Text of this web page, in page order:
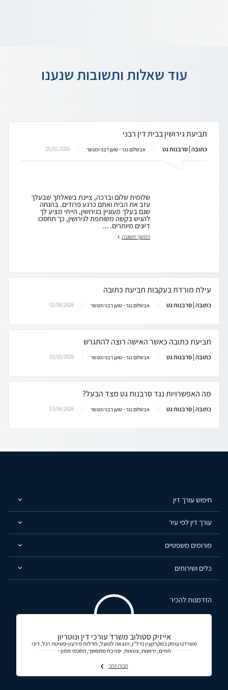
עוד שאלות ותשובות שנענו
תביעת גירושין בבית דין רבני
כתובה | סרבנות גט אבשלום נגר - טוען רבני ומגשר 25/01/2026
שלומית שלום וברכה, ציינת בשאלתך שבעלך
עזב את הבית ואתם כרגע פרודים. בהנחה
שגם בעלך מעוניין בגירושין, הייתי מציע לך
להגיש בקשה משותפת לגירושין, כך תחסכו
דיונים מיותרים. ...
המשך תשובה
עילת מורדת בעקבות תביעת כתובה
כתובה | סרבנות גט אבשלום נגר - טוען רבני ומגשר 02/08/2026
תביעת כתובה כאשר האישה רוצה להתגרש
כתובה | סרבנות גט אבשלום נגר - טוען רבני ומגשר 03/05/2026
מה האפשרויות נגד סרבנות גט מצד הבעל?
כתובה | סרבנות גט אבשלום נגר - טוען רבני ומגשר 13/04/2026
חיפוש עורך דין
עורך דין לפי עיר
פורומים משפטיים
כלים ושירותים
הזדמנות להכיר
אייזיק סטולוב משרד עורכי דין ונוטריון
משרדנו עוסק במקרקעין נדל"ן, הוצאה לפועל, חדלות פירעון-פשיטת רגל, דיני
חוזים, ירושות, צוואות, יפוי כח מתמשך, הסכמי ממון -
תכירו יותר